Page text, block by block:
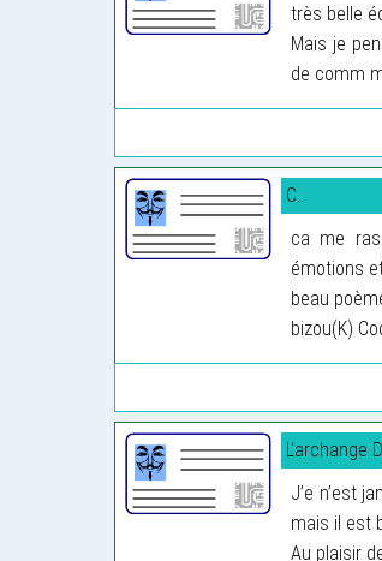
très belle
Mais je
de comm
C..
ca me
émotions
beau
bizou(K)
L'archange
J’e n’est
mais il est
Au plaisir